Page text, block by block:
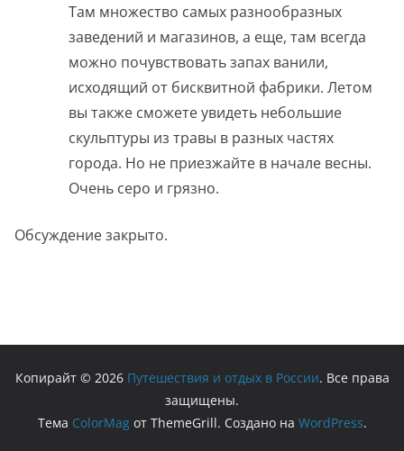
Там множество самых разнообразных
заведений и магазинов, а еще, там всегда
можно почувствовать запах ванили,
исходящий от бисквитной фабрики. Летом
вы также сможете увидеть небольшие
скульптуры из травы в разных частях
города. Но не приезжайте в начале весны.
Очень серо и грязно.
Обсуждение закрыто.
Копирайт © 2026 Путешествия и отдых в России. Все права
защищены.
Тема ColorMagот ThemeGrill. Создано на WordPress.